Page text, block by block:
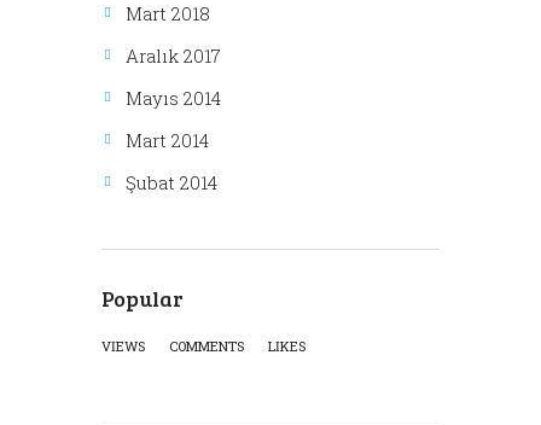
Mart 2018
Aralık 2017
Mayıs 2014
Mart 2014
Şubat 2014
Popular
VIEWS COMMENTS LIKES